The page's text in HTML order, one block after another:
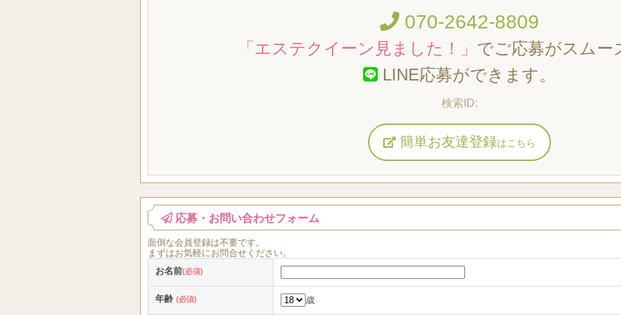
070-2642-8809
「エステクイーン見ました！」 でご応募がスムー
LINE応募ができます。
簡単お友達登録はこちら
応募・お問い合わせフォーム
面倒な会員登録は不要です。
まずはお気軽にお問合せください。
お名前(必須)
年齢 (必須) 歳